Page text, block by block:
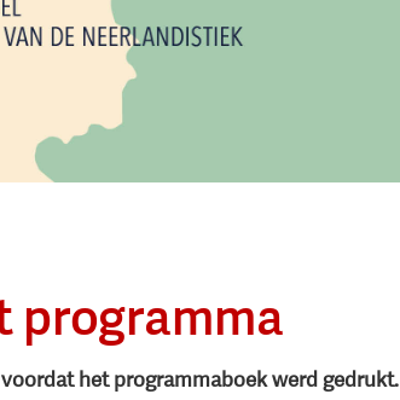
programma
het programmaboek werd gedrukt.